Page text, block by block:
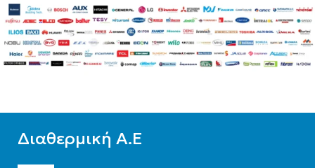
ΤΕΧΝΟΛΟΓΊΑ
Ψύξη-Θέρμανση με
δυνατότητα ΖΝΧ
ΕΊΔΟΣ
Μεσαίων θερμοκρασιών
Διαθερμική Α.Ε